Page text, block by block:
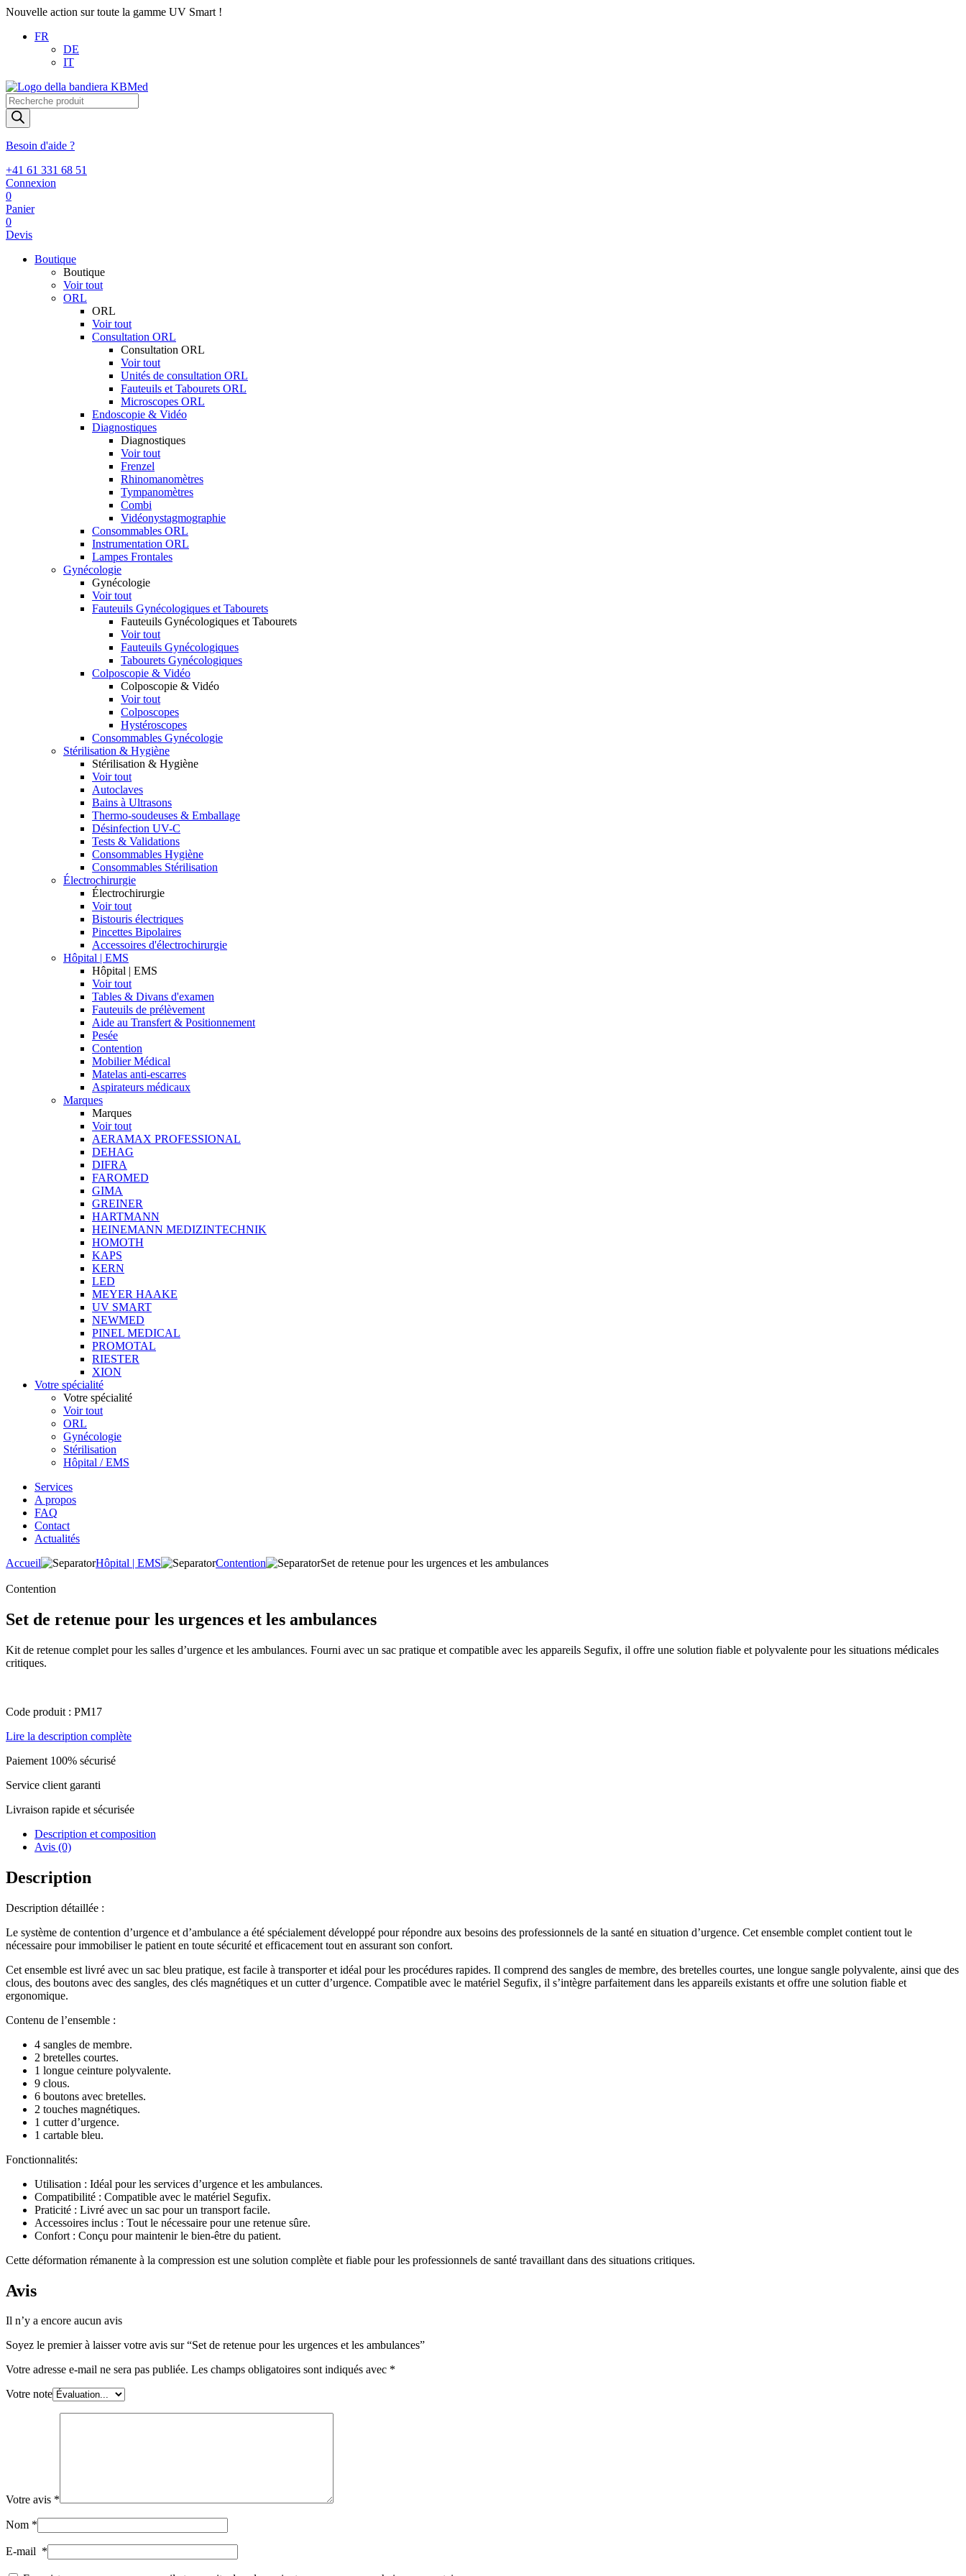
Nouvelle action sur toute la gamme UV Smart !
FR
DE
IT
Recherche
de
produits
Besoin d'aide ?
+41 61 331 68 51
Connexion
0
Panier
0
Devis
Boutique
Boutique
Voir tout
ORL
ORL
Voir tout
Consultation ORL
Consultation ORL
Voir tout
Unités de consultation ORL
Fauteuils et Tabourets ORL
Microscopes ORL
Endoscopie & Vidéo
Diagnostiques
Diagnostiques
Voir tout
Frenzel
Rhinomanomètres
Tympanomètres
Combi
Vidéonystagmographie
Consommables ORL
Instrumentation ORL
Lampes Frontales
Gynécologie
Gynécologie
Voir tout
Fauteuils Gynécologiques et Tabourets
Fauteuils Gynécologiques et Tabourets
Voir tout
Fauteuils Gynécologiques
Tabourets Gynécologiques
Colposcopie & Vidéo
Colposcopie & Vidéo
Voir tout
Colposcopes
Hystéroscopes
Consommables Gynécologie
Stérilisation & Hygiène
Stérilisation & Hygiène
Voir tout
Autoclaves
Bains à Ultrasons
Thermo-soudeuses & Emballage
Désinfection UV-C
Tests & Validations
Consommables Hygiène
Consommables Stérilisation
Électrochirurgie
Électrochirurgie
Voir tout
Bistouris électriques
Pincettes Bipolaires
Accessoires d'électrochirurgie
Hôpital | EMS
Hôpital | EMS
Voir tout
Tables & Divans d'examen
Fauteuils de prélèvement
Aide au Transfert & Positionnement
Pesée
Contention
Mobilier Médical
Matelas anti-escarres
Aspirateurs médicaux
Marques
Marques
Voir tout
AERAMAX PROFESSIONAL
DEHAG
DIFRA
FAROMED
GIMA
GREINER
HARTMANN
HEINEMANN MEDIZINTECHNIK
HOMOTH
KAPS
KERN
LED
MEYER HAAKE
UV SMART
NEWMED
PINEL MEDICAL
PROMOTAL
RIESTER
XION
Votre spécialité
Votre spécialité
Voir tout
ORL
Gynécologie
Stérilisation
Hôpital / EMS
Services
A propos
FAQ
Contact
Actualités
Accueil
Hôpital | EMS Contention Set de retenue pour les urgences et les ambulances
Contention
Set de retenue pour les urgences et les ambulances
Kit de retenue complet pour les salles d’urgence et les ambulances. Fourni avec un sac pratique et compatible avec les appareils Segufix, il offre une solution fiable et polyvalente pour les situations médicales
critiques.
Code produit : PM17
Lire la description complète
Paiement 100% sécurisé
Service client garanti
Livraison rapide et sécurisée
Description et composition
Avis (0)
Description
Description détaillée :
Le système de contention d’urgence et d’ambulance a été spécialement développé pour répondre aux besoins des professionnels de la santé en situation d’urgence. Cet ensemble complet contient tout le
nécessaire pour immobiliser le patient en toute sécurité et efficacement tout en assurant son confort.
Cet ensemble est livré avec un sac bleu pratique, est facile à transporter et idéal pour les procédures rapides. Il comprend des sangles de membre, des bretelles courtes, une longue sangle polyvalente, ainsi que des
clous, des boutons avec des sangles, des clés magnétiques et un cutter d’urgence. Compatible avec le matériel Segufix, il s’intègre parfaitement dans les appareils existants et offre une solution fiable et
ergonomique.
Contenu de l’ensemble :
4 sangles de membre.
2 bretelles courtes.
1 longue ceinture polyvalente.
9 clous.
6 boutons avec bretelles.
2 touches magnétiques.
1 cutter d’urgence.
1 cartable bleu.
Fonctionnalités:
Utilisation : Idéal pour les services d’urgence et les ambulances.
Compatibilité : Compatible avec le matériel Segufix.
Praticité : Livré avec un sac pour un transport facile.
Accessoires inclus : Tout le nécessaire pour une retenue sûre.
Confort : Conçu pour maintenir le bien-être du patient.
Cette déformation rémanente à la compression est une solution complète et fiable pour les professionnels de santé travaillant dans des situations critiques.
Avis
Il n’y a encore aucun avis
Soyez le premier à laisser votre avis sur “Set de retenue pour les urgences et les ambulances”
Votre adresse e-mail ne sera pas publiée. Les champs obligatoires sont indiqués avec *
Votre note
Votre avis *
Nom *
E-mail *